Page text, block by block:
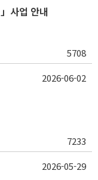
사업 안내
5708
7233
2026-06-02
2026-05-29